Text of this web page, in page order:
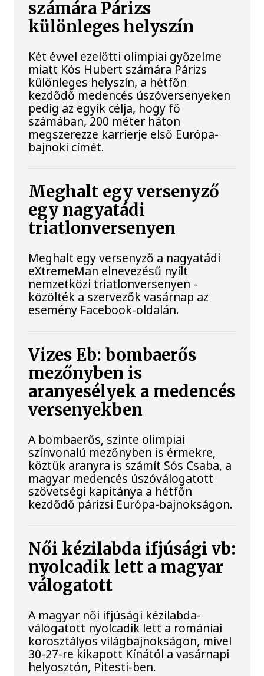
számára Párizs
különleges helyszín
Két évvel ezelőtti olimpiai győzelme
miatt Kós Hubert számára Párizs
különleges helyszín, a hétfőn
kezdődő medencés úszóversenyeken
pedig az egyik célja, hogy fő
számában, 200 méter háton
megszerezze karrierje első Európa-
bajnoki címét.
Meghalt egy versenyző
egy nagyatádi
triatlonversenyen
Meghalt egy versenyző a nagyatádi
eXtremeMan elnevezésű nyílt
nemzetközi triatlonversenyen -
közölték a szervezők vasárnap az
esemény Facebook-oldalán.
Vizes Eb: bombaerős
mezőnyben is
aranyesélyek a medencés
versenyekben
A bombaerős, szinte olimpiai
színvonalú mezőnyben is érmekre,
köztük aranyra is számít Sós Csaba, a
magyar medencés úszóválogatott
szövetségi kapitánya a hétfőn
kezdődő párizsi Európa-bajnokságon.
Női kézilabda ifjúsági vb:
nyolcadik lett a magyar
válogatott
A magyar női ifjúsági kézilabda-
válogatott nyolcadik lett a romániai
korosztályos világbajnokságon, mivel
30-27-re kikapott Kínától a vasárnapi
helyosztón, Pitesti-ben.